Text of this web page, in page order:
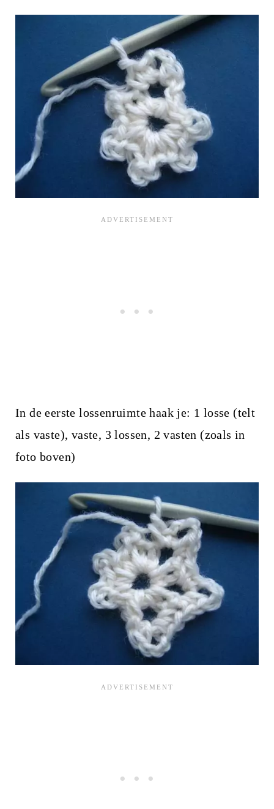
In de eerste lossenruimte haak je: 1 losse (telt
als vaste), vaste, 3 lossen, 2 vasten (zoals in
foto boven)